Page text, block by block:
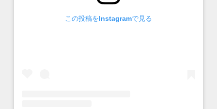
この投稿をInstagramで見る